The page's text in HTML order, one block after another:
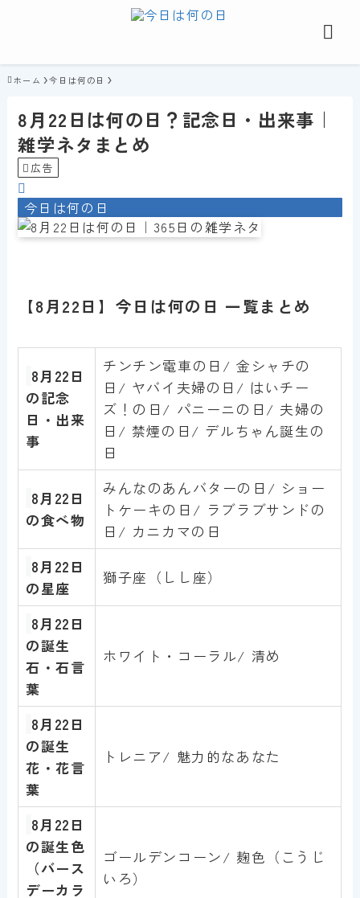
ホーム 今日は何の日
8月22日は何の日？記念日・出来事｜
雑学ネタまとめ
広告
今日は何の日
【8月22日】今日は何の日 一覧まとめ
8月22日
の記念
日・出来
事
チンチン電車の日/ 金シャチの
日/ ヤバイ夫婦の日/ はいチー
ズ！の日/ パニーニの日/ 夫婦の
日/ 禁煙の日/ デルちゃん誕生の
日
8月22 日
の食べ物
みんなのあんバターの日/ ショー
トケーキの日/ ラブラブサンドの
日/ カニカマの日
8月22 日
の星座
獅子座（しし座）
8月22 日
の誕生
石・石言
葉
ホワイト・コーラル/ 清め
8月22 日
の誕生
花・花言
葉
トレニア/ 魅力的なあなた
8月22日
の誕生色
（バース
デーカラ
ゴールデンコーン/ 麹色（こうじ
いろ）